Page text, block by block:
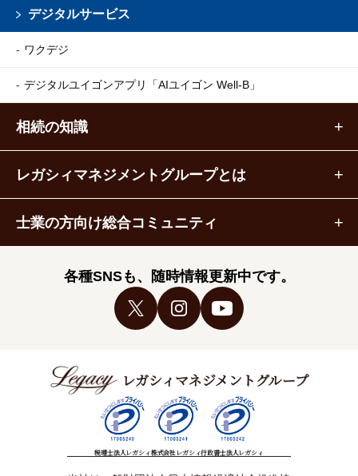
デジタルサービス
ワクデジ
デジタルユイゴンアプリ 「AIユイゴン Well-B」
相続の知識
レガシィマネジメントグループとは
士業の方向け総合コミュニティ
各種SNSも、随時情報更新中です。
レガシィマネジメントグループ
税理士法人レガシィ株式会社レガシィ行政書士法人レガシィ